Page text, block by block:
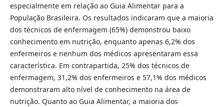
especialmente em relação ao Guia Alimentar para a
População Brasileira. Os resultados indicaram que a maioria
dos técnicos de enfermagem (65%) demonstrou baixo
conhecimento em nutrição, enquanto apenas 6,2% dos
enfermeiros e nenhum dos médicos apresentaram essa
característica. Em contrapartida, 25% dos técnicos de
enfermagem, 31,2% dos enfermeiros e 57,1% dos médicos
demonstraram alto nível de conhecimento na área de
nutrição. Quanto ao Guia Alimentar, a maioria dos